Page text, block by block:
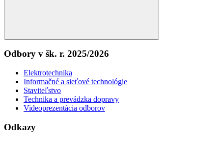
Search
Odbory v šk. r. 2025/2026
Elektrotechnika
Informačné a sieťové technológie
Staviteľstvo
Technika a prevádzka dopravy
Videoprezentácia odborov
Odkazy